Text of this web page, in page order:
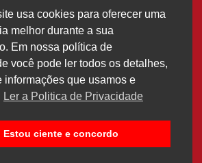
usa cookies para oferecer uma
melhor durante a sua
Em nossa política de
você pode ler todos os detalhes,
informações que usamos e
Ler a Politica de Privacidade
Estou ciente e concordo